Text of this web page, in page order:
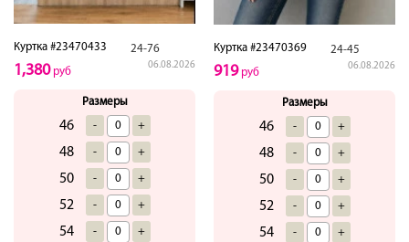
Куртка #23470433 24-76
06.08.2026
1,380руб
Размеры
46 - +
48 - +
50 - +
52 - +
54 - +
Куртка #23470369 24-45
06.08.2026
919руб
Размеры
46 - +
48 - +
50 - +
52 - +
54 - +